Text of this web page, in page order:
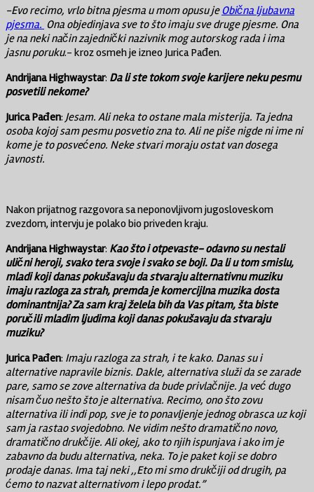
-Evo recimo, vrlo bitna pjesma u mom opusu jeObična ljubavna
pjesma. Ona objedinjava sve to što imaju sve druge pjesme. Ona
je na neki način zajednički nazivnik mog autorskog rada i ima
jasnu poruku.- kroz osmeh je izneo Jurica Pađen.
Andrijana Highwaystar: Da li ste tokom svoje karijere neku pesmu
posvetili nekome?
Jurica Pađen: Jesam. Ali neka to ostane mala misterija. Ta jedna
osoba kojoj sam pesmu posvetio zna to. Ali ne piše nigde ni ime ni
kome je to posvećeno. Neke stvari moraju ostat van dosega
javnosti.
Nakon prijatnog razgovora sa neponovljivom jugosloveskom
zvezdom, intervju je polako bio priveden kraju.
Andrijana Highwaystar: Kao što i otpevaste- odavno su nestali
ulični heroji, svako tera svoje i svako se boji. Da li u tom smislu,
mladi koji danas pokušavaju da stvaraju alternativnu muziku
imaju razloga za strah, premda je komercijlna muzika dosta
dominantnija? Za sam kraj želela bih da Vas pitam, šta biste
poručili mladim ljudima koji danas pokušavaju da stvaraju
muziku?
Jurica Pađen: Imaju razloga za strah, i te kako. Danas su i
alternative napravile biznis. Dakle, alternativa služi da se zarade
pare, samo se zove alternativa da bude privlačnije. Ja već dugo
nisam čuo nešto što je alternativa. Recimo, ono što zovu
alternativa ili indi pop, sve je to ponavljenje jednog obrasca uz koji
sam ja rastao svojedobno. Ne vidim nešto dramatično novo,
dramatično drukčije. Ali okej, ako to njih ispunjava i ako im je
zabavno da budu alternativa, neka. To je paket koji se dobro
prodaje danas. Ima taj neki ,,Eto mi smo drukčiji od drugih, pa
ćemo to nazvat alternativom i lepo prodat.”